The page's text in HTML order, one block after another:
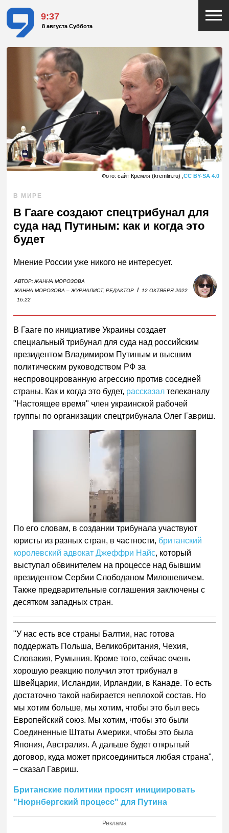
9:37
8 августа Суббота
Фото: сайт Кремля (kremlin.ru) , CC BY-SA 4.0
В МИРЕ
В Гааге создают спецтрибунал для
суда над Путиным: как и когда это
будет
Мнение России уже никого не интересует.
АВТОР:ЖАННА МОРОЗОВА
ЖАННА МОРОЗОВА – ЖУРНАЛИСТ, РЕДАКТОР I
12 ОКТЯБРЯ 2022
16:22
В Гааге по инициативе Украины создает
специальный трибунал для суда над российским
президентом Владимиром Путиным и высшим
политическим руководством РФ за
неспровоцированную агрессию против соседней
страны. Как и когда это будет, рассказал телеканалу
"Настоящее время" член украинской рабочей
группы по организации спецтрибунала Олег Гавриш.
По его словам, в создании трибунала участвуют
юристы из разных стран, в частности, британский
королевский адвокат Джеффри Найс, который
выступал обвинителем на процессе над бывшим
президентом Сербии Слободаном Милошевичем.
Также предварительные соглашения заключены с
десятком западных стран.
"У нас есть все страны Балтии, нас готова
поддержать Польша, Великобритания, Чехия,
Словакия, Румыния. Кроме того, сейчас очень
хорошую реакцию получил этот трибунал в
Швейцарии, Исландии, Ирландии, в Канаде. То есть
достаточно такой набирается неплохой состав. Но
мы хотим больше, мы хотим, чтобы это был весь
Европейский союз. Мы хотим, чтобы это были
Соединенные Штаты Америки, чтобы это была
Япония, Австралия. А дальше будет открытый
договор, куда может присоединиться любая страна",
– сказал Гавриш.
Британские политики просят инициировать
"Нюрнбергский процесс" для Путина
Реклама